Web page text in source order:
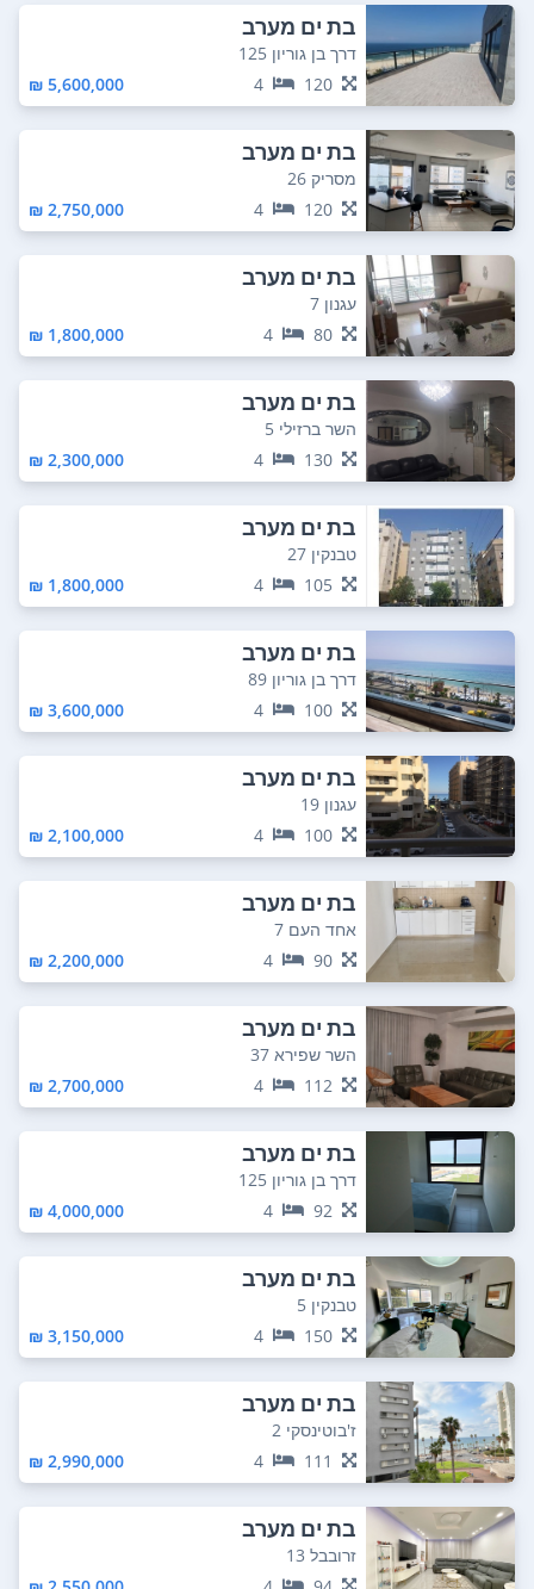
בת ים מערב
דרך בן גוריון 125
120
4
5,600,000 ₪
בת ים מערב
מסריק 26
120
4
2,750,000 ₪
בת ים מערב
עגנון 7
80
4
1,800,000 ₪
בת ים מערב
השר ברזילי 5
130
4
2,300,000 ₪
בת ים מערב
טבנקין 27
105
4
1,800,000 ₪
בת ים מערב
דרך בן גוריון 89
100
4
3,600,000 ₪
בת ים מערב
עגנון 19
100
4
2,100,000 ₪
בת ים מערב
אחד העם 7
90
4
2,200,000 ₪
בת ים מערב
השר שפירא 37
112
4
2,700,000 ₪
בת ים מערב
דרך בן גוריון 125
92
4
4,000,000 ₪
בת ים מערב
טבנקין 5
150
4
3,150,000 ₪
בת ים מערב
ז'בוטינסקי 2
111
4
2,990,000 ₪
בת ים מערב
זרובבל 13